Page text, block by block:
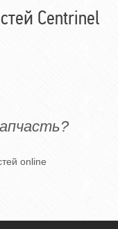
Centrinel
online